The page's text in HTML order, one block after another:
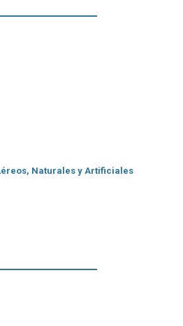
Naturales y Artificiales